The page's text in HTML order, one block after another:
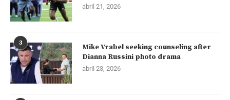
abril 21, 2026
3
Mike Vrabel seeking counseling after
Dianna Russini photo drama
abril 23, 2026